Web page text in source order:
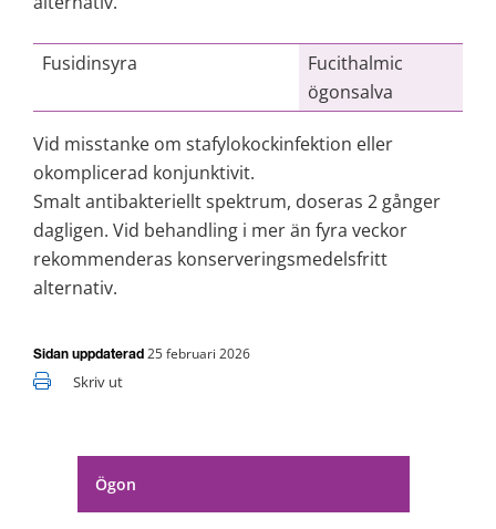
Ögon
Fusidinsyra
Fucithalmic
ögonsalva
Vid misstanke om stafylokockinfektion eller
okomplicerad konjunktivit.
Smalt antibakteriellt spektrum, doseras 2 gånger
dagligen. Vid behandling i mer än fyra veckor
rekommenderas konserveringsmedelsfritt
alternativ.
Sidan uppdaterad 25 februari 2026
Skriv ut